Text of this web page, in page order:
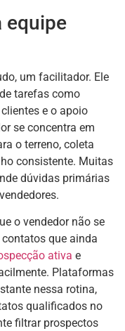
equipe
um facilitador. Ele
tarefas como
e o apoio
se concentra em
o terreno, coleta
consistente. Muitas
dúvidas primárias
o vendedor não se
que ainda
ativa e
Plataformas
nessa rotina,
qualificados no
filtrar prospectos